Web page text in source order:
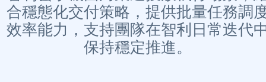
合穩態化交付策略，提供批量任務調
效率能力，支持團隊在智利日常迭代
保持穩定推進。